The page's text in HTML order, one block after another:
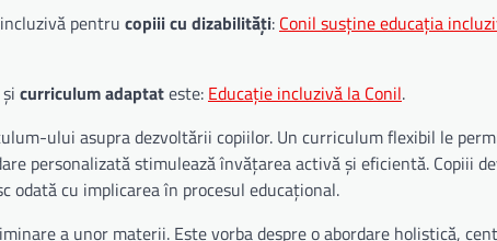
pentru copiii cu dizabilități: Conil susține educația
și curriculum adaptateste: Educație incluzivă la Conil.
ului asupra dezvoltării copiilor. Un curriculum flexibil le
personalizată stimulează învățarea activă și eficientă. Copiii
odată cu implicarea în procesul educațional.
a unor materii. Este vorba despre o abordare holistică,